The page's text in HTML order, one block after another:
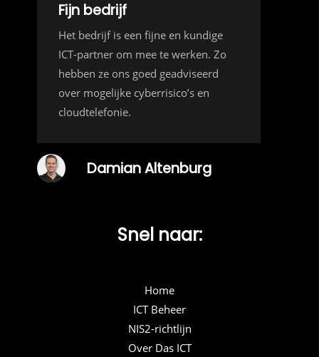
Fijn bedrijf
Het bedrijf is een fijne en kundige
ICT-partner om mee te werken. Zo
hebben ze ons goed geadviseerd
over mogelijke cyberrisico’s en
cloudtelefonie.
Damian Altenburg
Snel naar:
Home
ICT Beheer
NIS2-richtlijn
Over Das ICT